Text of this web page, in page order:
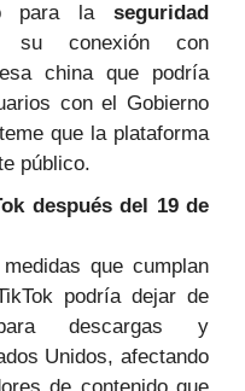
para la seguridad
conexión con
china que podría
con el Gobierno
que la plataforma
público.
después del 19 de
que cumplan
podría dejar de
descargas y
Unidos, afectando